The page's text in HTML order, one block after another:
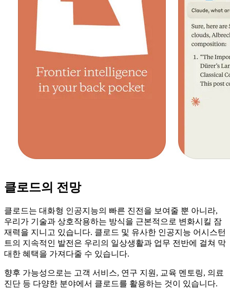
클로드의 전망
클로드는 대화형 인공지능의 빠른 진전을 보여줄 뿐 아니라,
우리가 기술과 상호작용하는 방식을 근본적으로 변화시킬 잠
재력을 지니고 있습니다. 클로드 및 유사한 인공지능 어시스턴
트의 지속적인 발전은 우리의 일상생활과 업무 전반에 걸쳐 막
대한 혜택을 가져다줄 수 있습니다.
향후 가능성으로는 고객 서비스, 연구 지원, 교육 멘토링, 의료
진단 등 다양한 분야에서 클로드를 활용하는 것이 있습니다.